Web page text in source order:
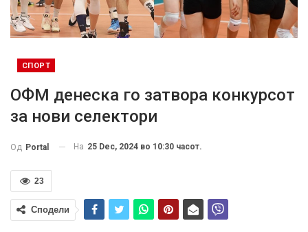
СПОРТ
ОФМ денеска го затвора конкурсот
за нови селектори
Од Portal На 25 Dec, 2024 во 10:30 часот.
23
Сподели